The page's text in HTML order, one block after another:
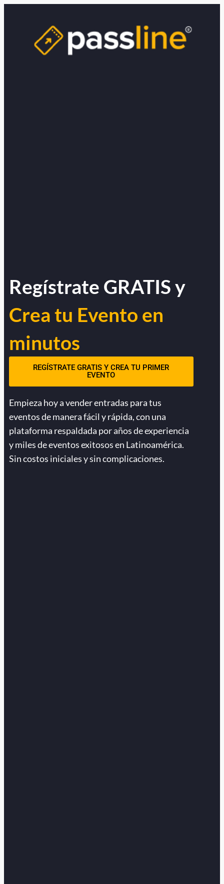
Regístrate GRATIS y
Crea tu Evento en
minutos
REGÍSTRATE GRATIS Y CREA TU PRIMER
EVENTO
Empieza hoy a vender entradas para tus
eventos de manera fácil y rápida, con una
plataforma respaldada por años de experiencia
y miles de eventos exitosos en Latinoamérica.
Sin costos iniciales y sin complicaciones.